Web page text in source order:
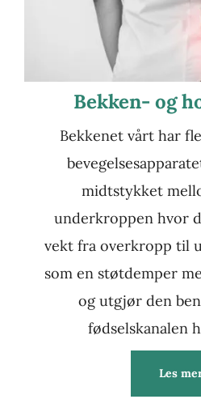
Bekken- og
Bekkenet vårt har
midtstykket
underkroppen hvor
vekt fra overkropp til
som en støtdemper
og utgjør den
fødselskanalen
Les